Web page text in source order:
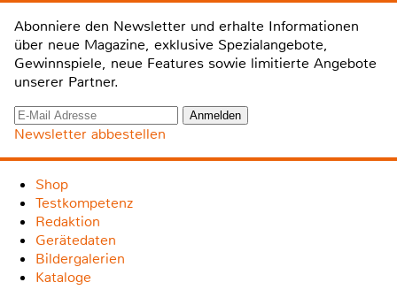
Abonniere den Newsletter und erhalte Informationen
über neue Magazine, exklusive Spezialangebote,
Gewinnspiele, neue Features sowie limitierte Angebote
unserer Partner.
Newsletter abbestellen
Shop
Testkompetenz
Redaktion
Gerätedaten
Bildergalerien
Kataloge